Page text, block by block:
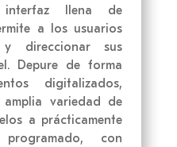
llena de
a los usuarios
y direccionar sus
Depure de forma
digitalizados,
variedad de
a prácticamente
con